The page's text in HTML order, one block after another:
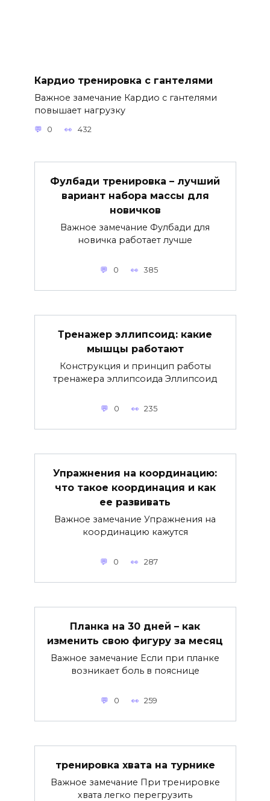
Кардио тренировка с гантелями
Важное замечание Кардио с гантелями
повышает нагрузку
0 432
Фулбади тренировка – лучший
вариант набора массы для
новичков
Важное замечание Фулбади для
новичка работает лучше
0 385
Тренажер эллипсоид: какие
мышцы работают
Конструкция и принцип работы
тренажера эллипсоида Эллипсоид
0 235
Упражнения на координацию:
что такое координация и как
ее развивать
Важное замечание Упражнения на
координацию кажутся
0 287
Планка на 30 дней – как
изменить свою фигуру за месяц
Важное замечание Если при планке
возникает боль в пояснице
0 259
тренировка хвата на турнике
Важное замечание При тренировке
хвата легко перегрузить